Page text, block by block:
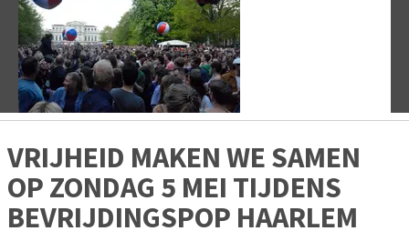
Vorige
VRIJHEID MAKEN WE SAMEN
OP ZONDAG 5 MEI TIJDENS
BEVRIJDINGSPOP HAARLEM